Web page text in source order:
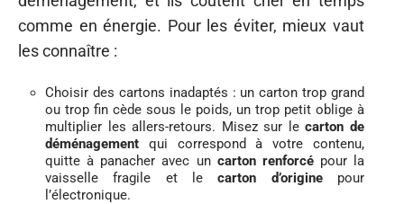
comme en énergie. Pour les éviter, mieux vaut
les connaître :
Choisir des cartons inadaptés : un carton trop grand
ou trop fin cède sous le poids, un trop petit oblige à
multiplier les allers-retours. Misez sur lecarton de
déménagement qui correspond à votre contenu,
quitte à panacher avec un carton renforcépour la
vaisselle fragile et lecarton d’originepour
l’électronique.